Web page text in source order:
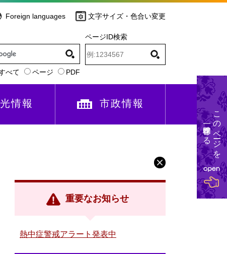
Foreign languages 文字サイズ・色合い変更
べて ページ PDF
ページID検索
情報 市政情報
重要なお知らせ
熱中症警戒アラート発表中
このページを
一時保存する